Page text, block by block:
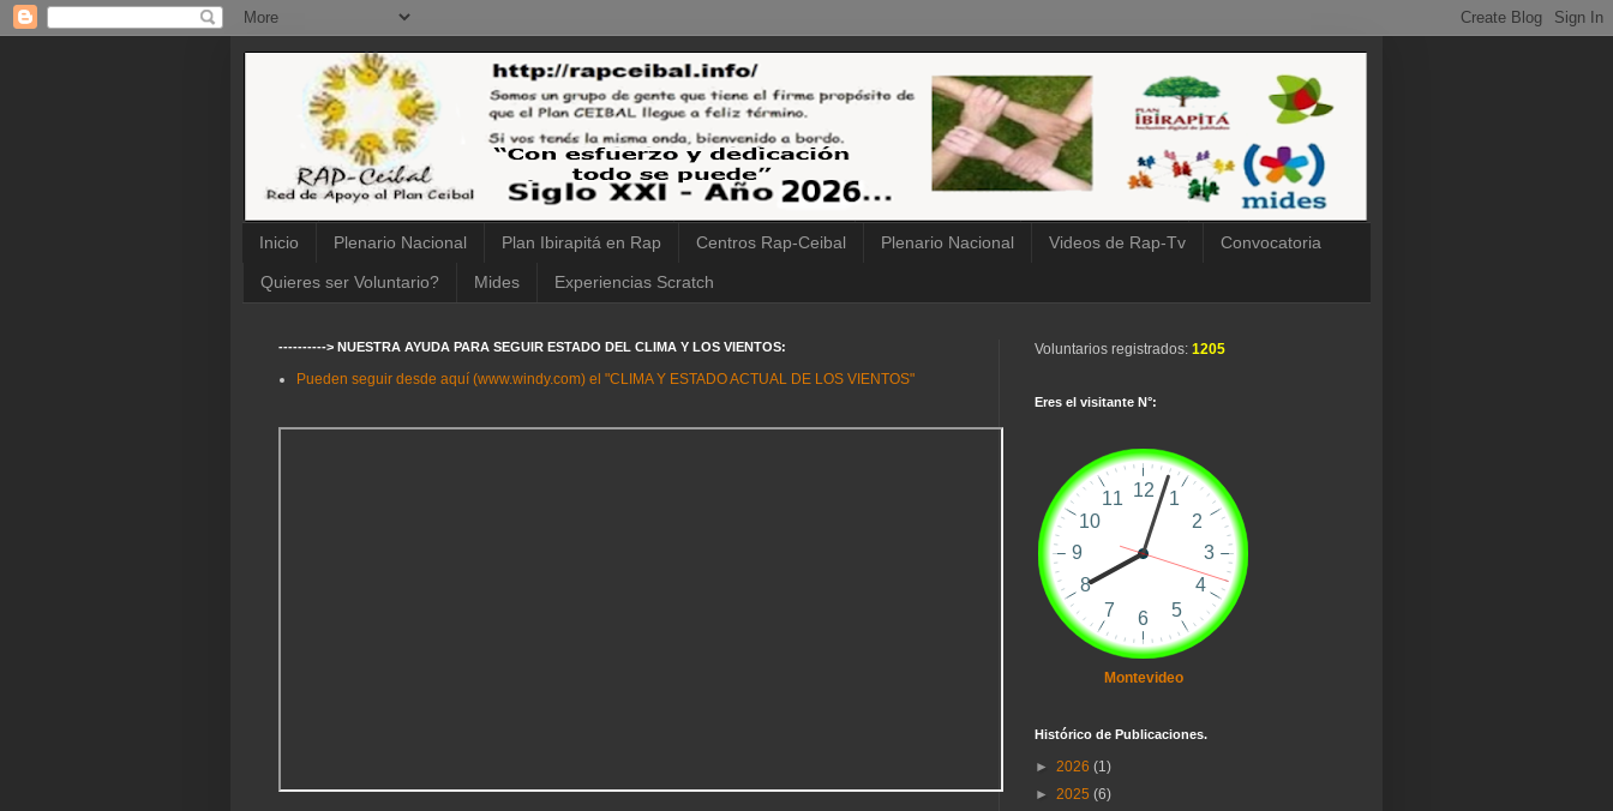
Inicio Plenario Nacional Plan Ibirapitá en Rap Centros Rap-Ceibal Plenario Nacional Videos de Rap-Tv Convocatoria
Quieres ser Voluntario? Mides Experiencias Scratch
----------> NUESTRA AYUDA PARA SEGUIR ESTADO DEL CLIMA Y LOS VIENTOS:
Pueden seguir desde aquí (www.windy.com) el "CLIMA Y ESTADO ACTUAL DE LOS VIENTOS"
Voluntarios registrados: 1205
Eres el visitante N°:
Montevideo
Histórico de Publicaciones.
► 2026 (1)
► 2025 (6)